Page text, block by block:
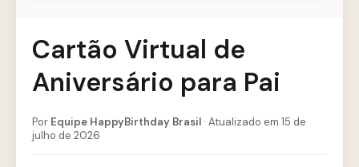
Cartão Virtual de
Aniversário para Pai
Por Equipe HappyBirthday Brasil · Atualizado em 15 de
julho de 2026